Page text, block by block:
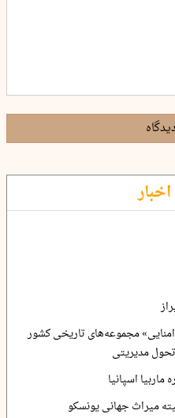
مجموعه‌های تاریخی کشور
مدیریتی
اسپانیا
میراث جهانی یونسکو